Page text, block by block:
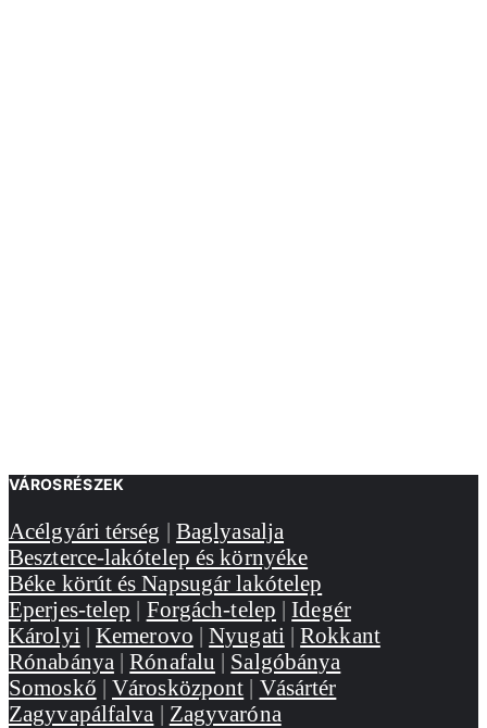
VÁROSRÉSZEK
Acélgyári térség | Baglyasalja
Beszterce-lakótelep és környéke
Béke körút és Napsugár lakótelep
Eperjes-telep | Forgách-telep |Idegér
Károlyi |Kemerovo |Nyugati |Rokkant
Rónabánya |Rónafalu | Salgóbánya
Somoskő |Városközpont | Vásártér
Zagyvapálfalva | Zagyvaróna